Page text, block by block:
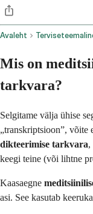
Avaleht
Mis on
tarkvara?
Selgitame välja ühise
„transkriptsioon”, võite
dikteerimise tarkvara,
keegi teine (või lihtne
Kaasaegne
asi. See kasutab